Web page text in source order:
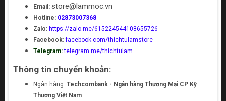
Email: store@lammoc.vn
Hotline: 02873007368
Zalo: https://zalo.me/615224544108655726
Facebook:facebook.com/thichtulamstore
Telegram: telegram.me/thichtulam
Thông tin chuyển khoản:
Ngân hàng: Techcombank - Ngân hàng Thương Mại CP Kỹ
Thương Việt Nam